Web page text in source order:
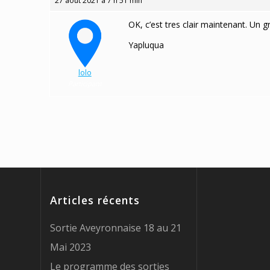
lolo
OK, c’est tres clair maintenant. Un
Yapluqua
Articles récents
Sortie Aveyronnaise 18 au 21
Mai 2023
Le programme des sorties